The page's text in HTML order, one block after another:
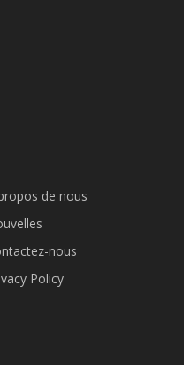
de nous
nous
Policy